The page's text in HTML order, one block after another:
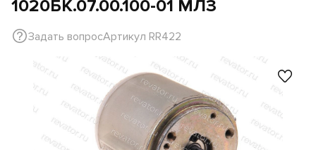
1020БК.07.00.100-01 МЛЗ
Задать вопросАртикул RR422